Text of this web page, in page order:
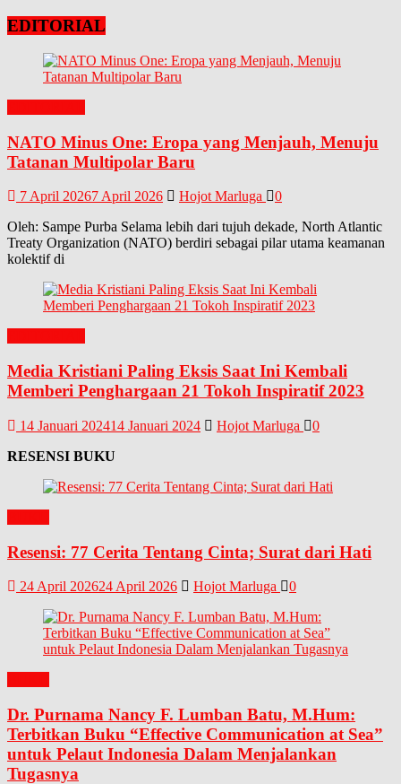
EDITORIAL
NATO Minus One: Eropa yang Menjauh, Menuju
Tatanan Multipolar Baru
7 April 20267 April 2026 Hojot Marluga
0
Oleh: Sampe Purba Selama lebih dari tujuh dekade, North Atlantic
Treaty Organization (NATO) berdiri sebagai pilar utama keamanan
kolektif di
Media Kristiani Paling Eksis Saat Ini Kembali
Memberi Penghargaan 21 Tokoh Inspiratif 2023
14 Januari 202414 Januari 2024 Hojot Marluga
0
RESENSI BUKU
Resensi: 77 Cerita Tentang Cinta; Surat dari Hati
24 April 202624 April 2026 Hojot Marluga 0
Dr. Purnama Nancy F. Lumban Batu, M.Hum:
Terbitkan Buku “Effective Communication at Sea”
untuk Pelaut Indonesia Dalam Menjalankan
Tugasnya